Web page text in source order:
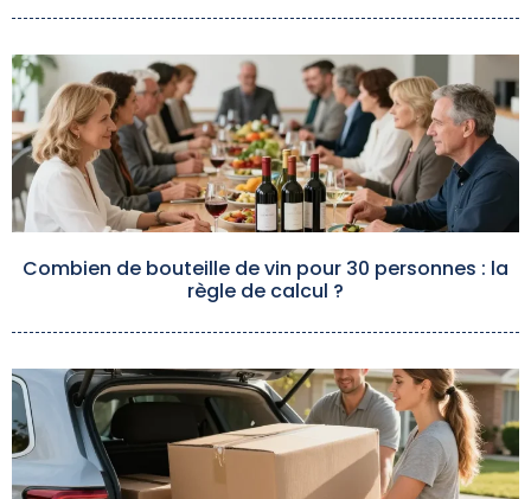
Combien de bouteille de vin pour 30 personnes : la
règle de calcul ?